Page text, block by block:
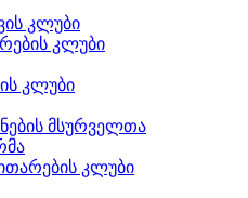
კლუბი
კლუბი
კლუბი
მსურველთა
კლუბი